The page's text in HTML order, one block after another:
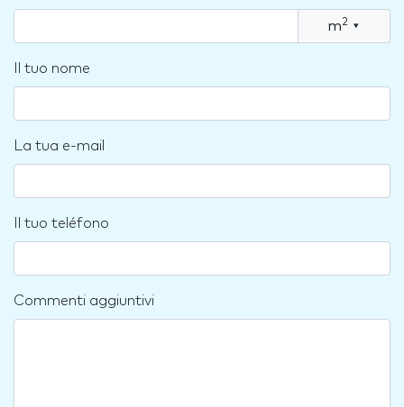
m2 ▾
Il tuo nome
La tua e-mail
Il tuo teléfono
Commenti aggiuntivi